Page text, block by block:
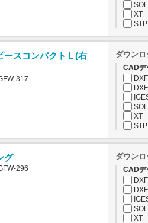
XT
STP
ースコンパクトＬ(右
317
ダウンロ
CADデ
DXF
XT
STP
グ
296
ダウンロ
CADデ
DXF
XT